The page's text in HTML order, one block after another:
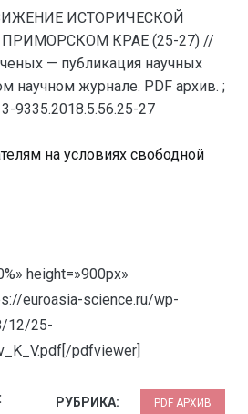
ИСТОРИЧЕСКОЙ
КРАЕ (25-27) //
— публикация научных
научном журнале. PDF архив. ;
9335.2018.5.56.25-27
на условиях свободной
height=»900px»
euroasia-science.ru/wp-
12/25-
pdfviewer]
РУБРИКА: PDF АРХИВ